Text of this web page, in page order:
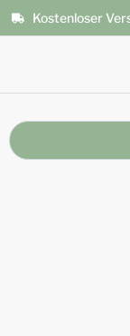
Kostenloser